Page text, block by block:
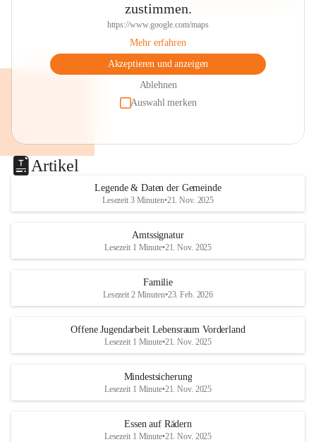
zustimmen.
https://www.google.com/maps
Mehr erfahren
Akzeptieren und anzeigen
Ablehnen
Auswahl merken
Artikel
Legende & Daten der Gemeinde
Lesezeit 3 Minuten•21. Nov. 2025
Amtssignatur
Lesezeit 1 Minute•21. Nov. 2025
Familie
Lesezeit 2 Minuten•23. Feb. 2026
Offene Jugendarbeit Lebensraum Vorderland
Lesezeit 1 Minute•21. Nov. 2025
Mindestsicherung
Lesezeit 1 Minute•21. Nov. 2025
Essen auf Rädern
Lesezeit 1 Minute•21. Nov. 2025